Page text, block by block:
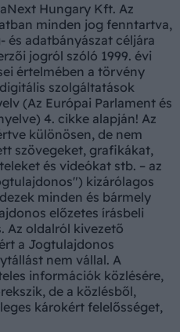
Hungary Kft. Az
minden jog fenntartva,
és adatbányászat céljára
jogról szóló 1999. évi
értelmében a törvény
szolgáltatások
(Az Európai Parlament és
4. cikke alapján! Az
különösen, de nem
szövegeket, grafikákat,
és videókat stb. – az
kizárólagos
minden és bármely
előzetes írásbeli
Az oldalról kivezető
a Jogtulajdonos
nem vállal. A
információk közlésére,
de a közlésből,
károkért felelősséget,